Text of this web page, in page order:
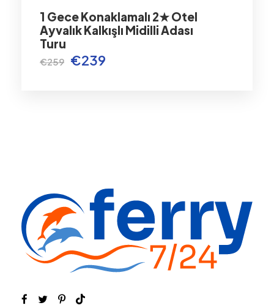
1 Gece Konaklamalı 2★ Otel
Ayvalık Kalkışlı Midilli Adası
Turu
€259 €239